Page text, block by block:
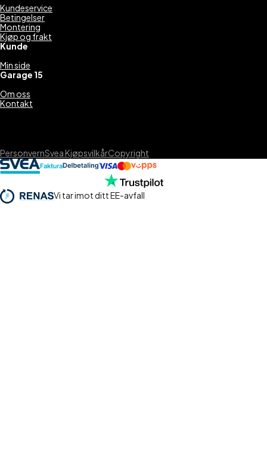
Kundeservice
Betingelser
Montering
Kjøp og frakt
Kunde
Min side
Garage 15
Om oss
Kontakt
PersonvernSvea KjøpsvilkårCopyright
Vi tar imot ditt EE-avfall